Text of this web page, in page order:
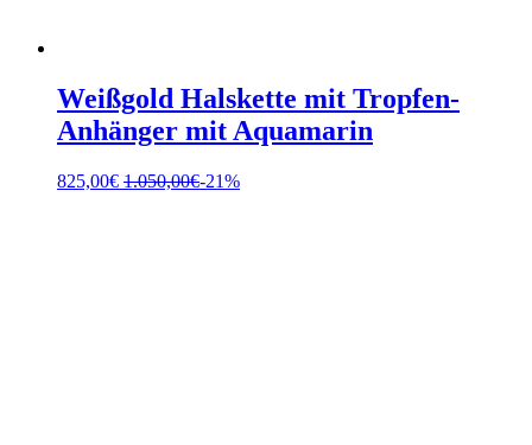
Weißgold Halskette mit Tropfen-
Anhänger mit Aquamarin
825,00€ 1.050,00€-21%